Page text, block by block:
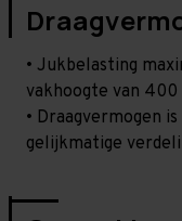
• Jukbelasting
vakhoogte van 400
• Draagvermogen
gelijkmatige